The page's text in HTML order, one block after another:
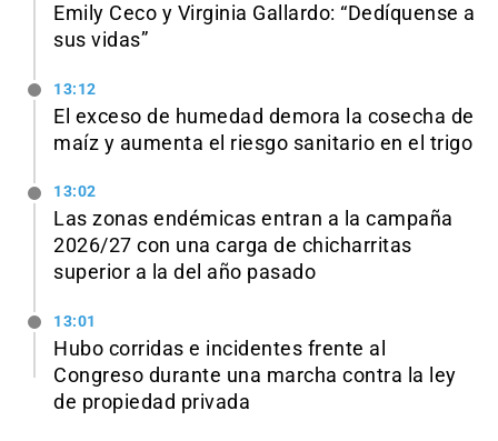
Emily Ceco y Virginia Gallardo: “Dedíquense a
sus vidas”
13:12
El exceso de humedad demora la cosecha de
maíz y aumenta el riesgo sanitario en el trigo
13:02
Las zonas endémicas entran a la campaña
2026/27 con una carga de chicharritas
superior a la del año pasado
13:01
Hubo corridas e incidentes frente al
Congreso durante una marcha contra la ley
de propiedad privada